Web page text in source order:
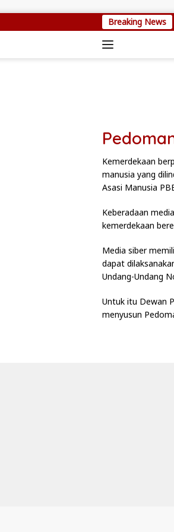
Breaking News
Kemerdekaan
manusia yang
Asasi Manusia
Keberadaan
kemerdekaan
Media siber
dapat
Undang-Undang
Untuk itu Dewan
menyusun